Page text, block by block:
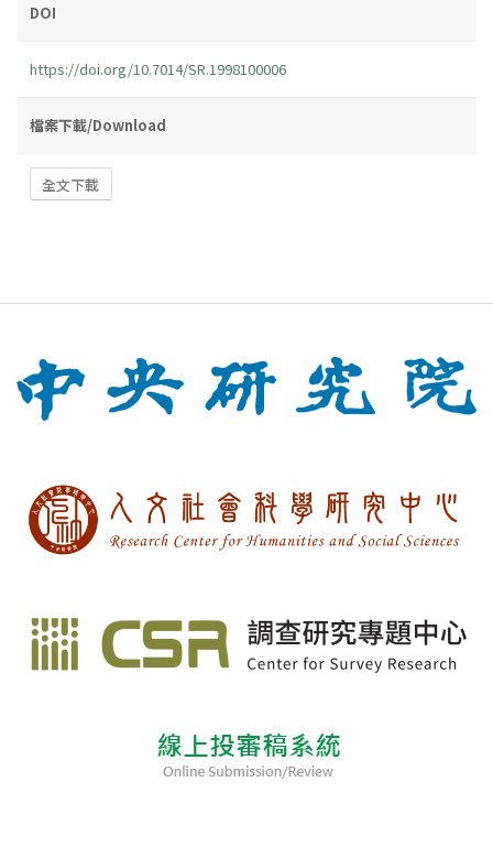
DOI
https://doi.org/10.7014/SR.1998100006
檔案下載/Download
全文下載